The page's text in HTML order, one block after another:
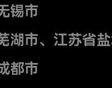
锡市
湖市、江苏省
都市